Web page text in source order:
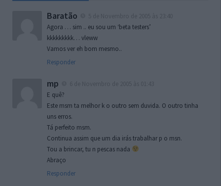
Baratão
Agora … sim .. eu sou um ‘beta testers’
kkkkkkkkk… vleww
Vamos ver eh bom mesmo..
Responder
mp
E quê?
Este msm ta melhor k o outro sem duvida. O outro tinha
uns erros.
Tá perfeito msm.
Continua assim que um dia irás trabalhar p o msn.
Tou a brincar, tu n pescas nada
Abraço
Responder